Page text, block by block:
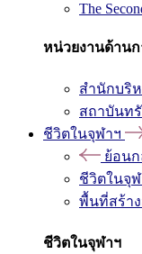
The
หน่วยงานด้านก
สำนักบริ
สถาบันท
ชีวิตในจุฬาฯ
ย้อน
ชีวิตในจุฬ
พื้นที่สร้า
ชีวิตในจุฬาฯ